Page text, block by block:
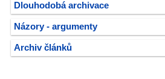
Dlouhodobá archivace
Názory - argumenty
Archiv článků